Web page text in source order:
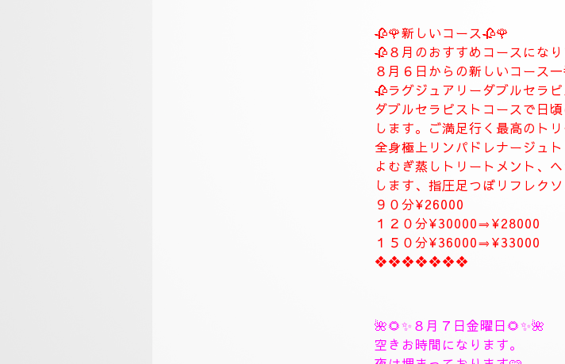
クレジットカードは使えません。
❖❖❖❖❖❖❖❖❖❖❖❖❖❖
🍀お店のコンセプト🍀
当店は純粋で健全なリラクゼーショ
お客様には質の高いトリートメント
くつろげる空間の中で上質なトリー
しで疲れた貴方様のお体を丁寧なト
ナチュラルはリラグゼーション、エ
ナチュラルはお客様のお体と健康維
お客様に寄り添ったおもてなしを心が
癒しとリラグゼーショントリートメン
ナチュラルは完全プライベートトリ
大人の隠れ家、本格的リラグゼーショ
紳士的なお客様に来て頂きたいと思い
❖❖❖❖❖❖❖